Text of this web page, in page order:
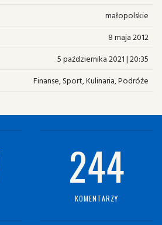
małopolskie
8 maja 2012
5 października 2021 | 20:35
Finanse, Sport, Kulinaria, Podróże
244
KOMENTARZY